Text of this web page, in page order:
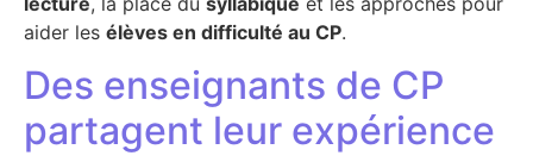
aider les élèves en difficulté au CP.
Des enseignants de CP
partagent leur expérience